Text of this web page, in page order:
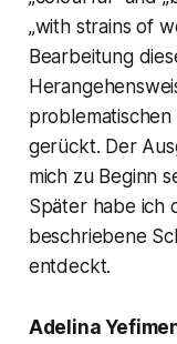
„with strains of
Bearbeitung
gerückt. Der
mich zu Beginn
Später habe ich
beschriebene
entdeckt.
Adelina